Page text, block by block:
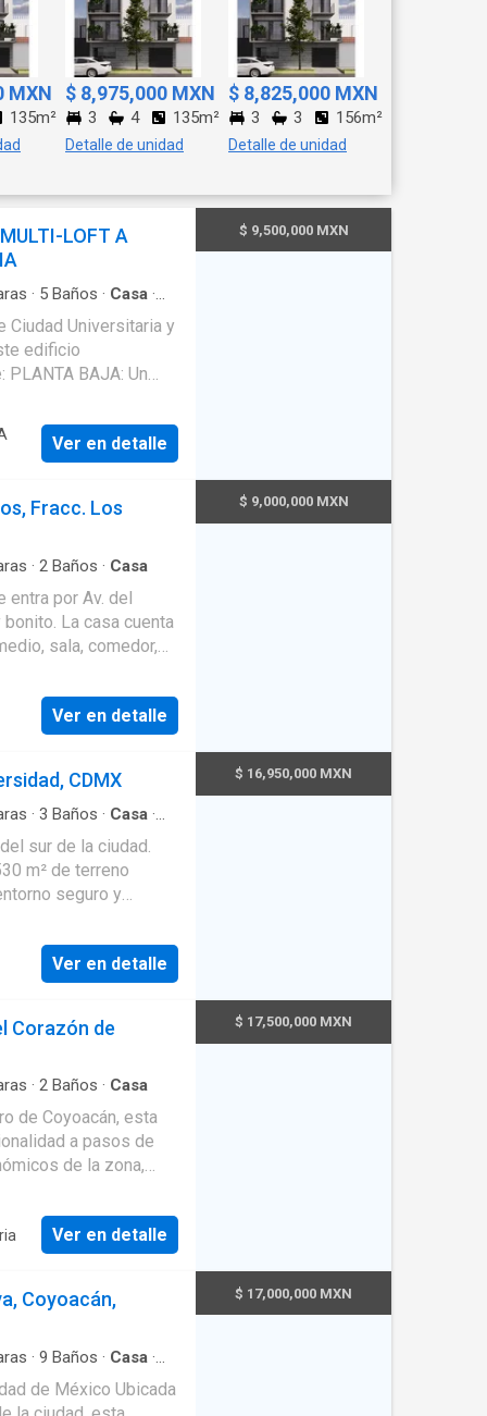
MXN
135m²
$ 8,975,000 MXN
3 4 135m²
Detalle de unidad
$ 8,825,000 MXN
3 3 156m²
Detalle de unidad
LOFT A
· 5 Baños · Casa ·
por cable
edificio
BAJA: Un
PRIMER NIVEL:
y baño con tina.
cocina, una recámara
NIVEL: Un Loft con
y tapanco y terraza
y podrían
tramite el
Ver en detalle
$ 9,500,000 MXN
Fracc. Los
· 2 Baños · Casa
entra por Av. del
cuenta
sala, comedor,
supermercados,
Ver en detalle
$ 9,000,000 MXN
CDMX
· 3 Baños · Casa ·
·Sala polivalente·
con closet·Caseta
sur de la ciudad.
m² de terreno
seguro y
Ver en detalle
$ 16,950,000 MXN
Corazón de
· 2 Baños · Casa
de Coyoacán, esta
a pasos de
de la zona,
Uso de suelo:
para los amantes de
🌿 Patio trasero
🚗 Espacio para 2
en un
Ver en detalle
$ 17,500,000 MXN
Coyoacán,
· 9 Baños · Casa ·
Cuarto de servicio·
Ubicada
$ 17,000,000 MXN